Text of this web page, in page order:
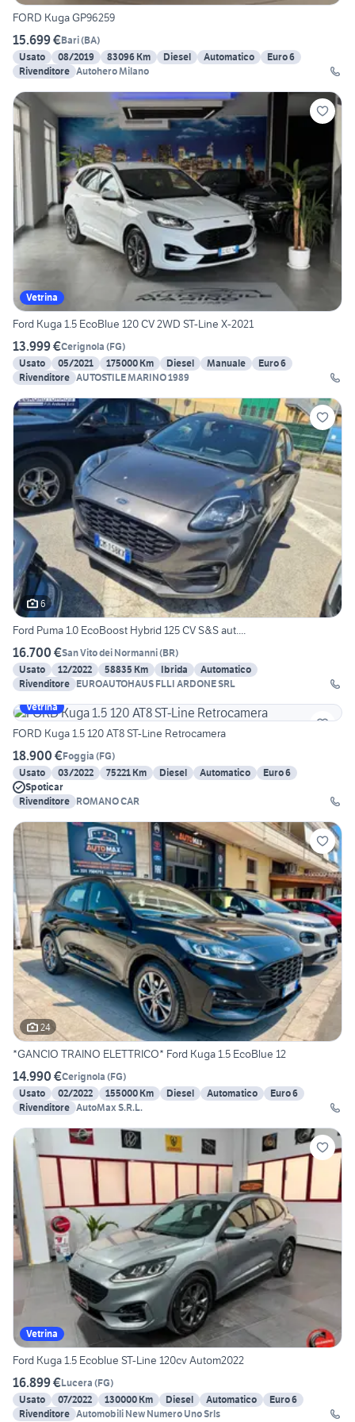
FORD Kuga GP96259
15.699 €Bari(BA)
Usato
08/2019 83096 Km Diesel Automatico
Euro 6
Rivenditore Autohero Milano
Vetrina
Ford Kuga 1.5 EcoBlue 120 CV 2WD ST-Line X-2021
13.999 €Cerignola (FG)
Usato
05/2021 175000 Km Diesel Manuale
Euro 6
Rivenditore AUTOSTILE MARINO 1989
6
Ford Puma 1.0 EcoBoost Hybrid 125 CV S&S aut....
16.700 €San Vito dei Normanni(BR)
Usato
12/2022 58835 Km Ibrida
Automatico
Rivenditore EUROAUTOHAUS FLLI ARDONE SRL
Vetrina
FORD Kuga 1.5 120 AT8 ST-Line Retrocamera
18.900 €Foggia (FG)
Usato
03/2022 75221 Km Diesel Automatico
Euro 6
Spoticar
Rivenditore ROMANO CAR
24
*GANCIO TRAINO ELETTRICO* Ford Kuga 1.5 EcoBlue 12
14.990 €Cerignola (FG)
Usato
02/2022 155000 Km Diesel Automatico
Euro 6
Rivenditore AutoMax S.R.L.
Vetrina
Ford Kuga 1.5 Ecoblue ST-Line 120cv Autom2022
16.899 €Lucera (FG)
Usato
07/2022 130000 Km Diesel Automatico
Euro 6
Rivenditore Automobili New Numero Uno Srls